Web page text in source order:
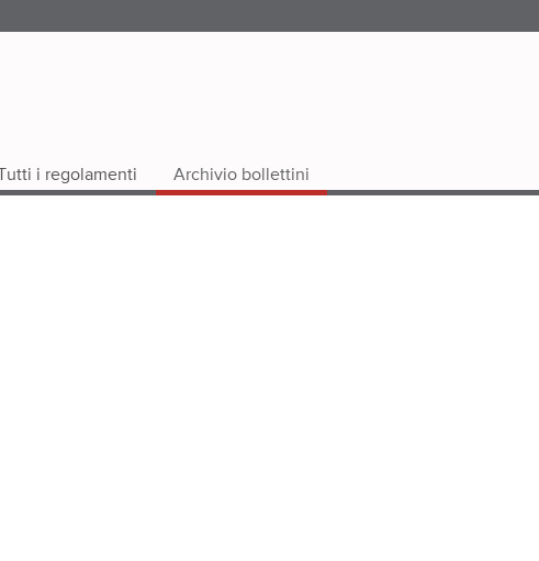
Tutti i regolamenti Archivio bollettini